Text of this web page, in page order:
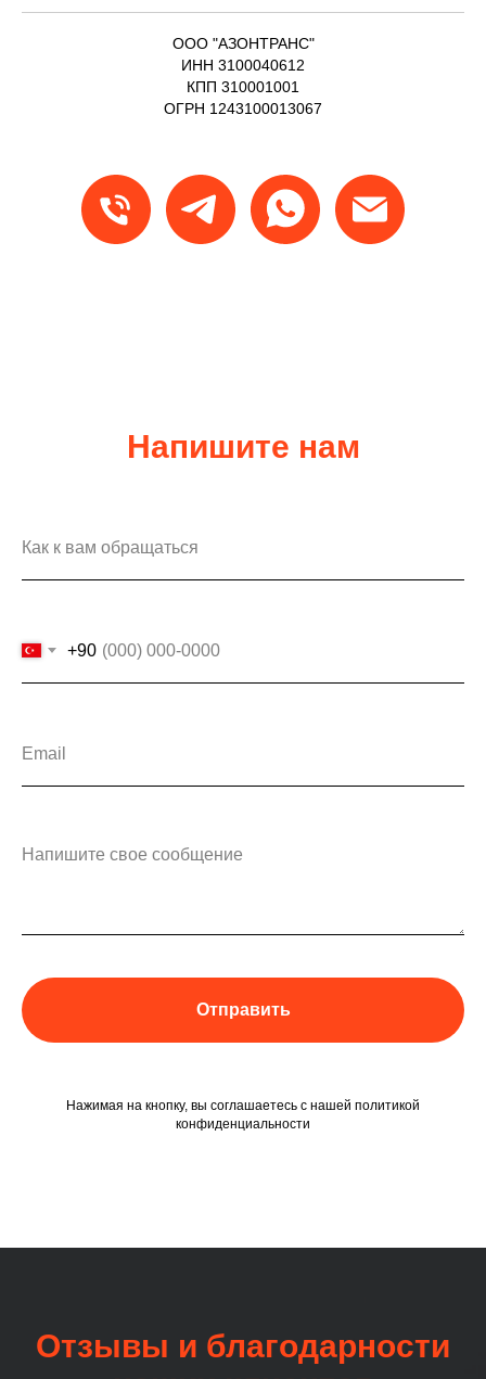
ООО "АЗОНТРАНС"
ИНН 3100040612
КПП 310001001
ОГРН 1243100013067
Напишите нам
+90
Отправить
Нажимая на кнопку, вы соглашаетесь c нашей политикой
конфиденциальности
Отзывы и благодарности